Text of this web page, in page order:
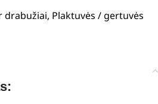
drabužiai, Plaktuvės / gertuvės